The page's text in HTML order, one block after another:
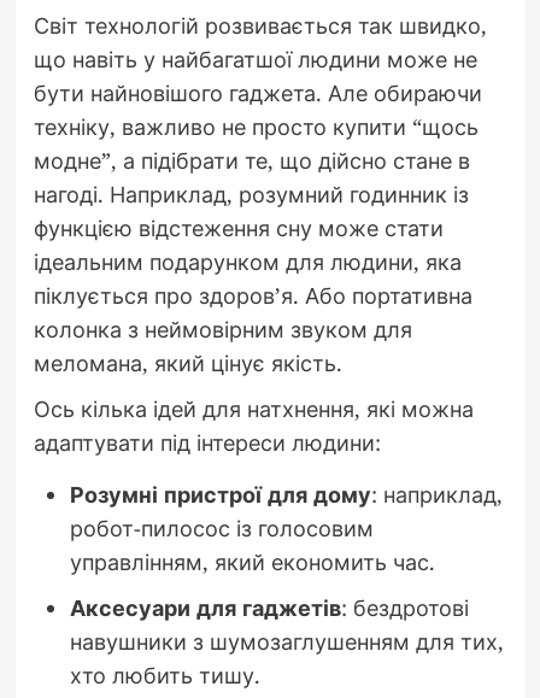
Світ технологій розвивається так швидко,
що навіть у найбагатшої людини може не
бути найновішого гаджета. Але обираючи
техніку, важливо не просто купити “щось
модне”, а підібрати те, що дійсно стане в
нагоді. Наприклад, розумний годинник із
функцією відстеження сну може стати
ідеальним подарунком для людини, яка
піклується про здоров’я. Або портативна
колонка з неймовірним звуком для
меломана, який цінує якість.
Ось кілька ідей для натхнення, які можна
адаптувати під інтереси людини:
Розумні пристрої для дому: наприклад,
робот-пилосос із голосовим
управлінням, який економить час.
Аксесуари для гаджетів: бездротові
навушники з шумозаглушенням для тих,
хто любить тишу.